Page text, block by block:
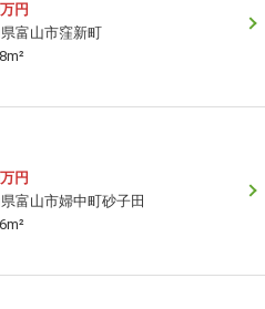
円
富山市窪新町
円
富山市婦中町砂子田